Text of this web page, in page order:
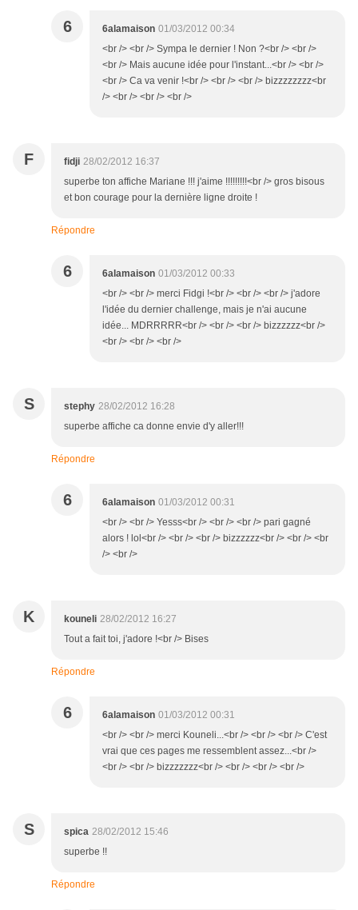
6 6alamaison 01/03/2012 00:34
<br /> <br /> Sympa le dernier ! Non ?<br /> <br />
<br /> Mais aucune idée pour l'instant...<br /> <br />
<br /> Ca va venir !<br /> <br /> <br /> bizzzzzzzz<br
/> <br /> <br /> <br />
F fidji 28/02/2012 16:37
superbe ton affiche Mariane !!! j'aime !!!!!!!!!<br /> gros bisous
et bon courage pour la dernière ligne droite !
Répondre
6 6alamaison 01/03/2012 00:33
<br /> <br /> merci Fidgi !<br /> <br /> <br /> j'adore
l'idée du dernier challenge, mais je n'ai aucune
idée... MDRRRRR<br /> <br /> <br /> bizzzzzz<br />
<br /> <br /> <br />
S stephy 28/02/2012 16:28
superbe affiche ca donne envie d'y aller!!!
Répondre
6 6alamaison 01/03/2012 00:31
<br /> <br /> Yesss<br /> <br /> <br /> pari gagné
alors ! lol<br /> <br /> <br /> bizzzzzz<br /> <br /> <br
/> <br />
K kouneli 28/02/2012 16:27
Tout a fait toi, j'adore !<br /> Bises
Répondre
6 6alamaison 01/03/2012 00:31
<br /> <br /> merci Kouneli...<br /> <br /> <br /> C'est
vrai que ces pages me ressemblent assez...<br />
<br /> <br /> bizzzzzzz<br /> <br /> <br /> <br />
S spica 28/02/2012 15:46
superbe !!
Répondre